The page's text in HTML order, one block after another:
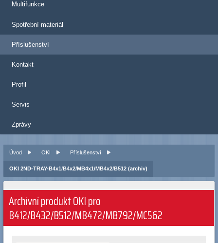
Multifunkce
Spotřební materiál
Příslušenství
Kontakt
Profil
Servis
Zprávy
Úvod OKI Příslušenství
OKI 2ND-TRAY-B4x1/B4x2/MB4x1/MB4x2/B512 (archiv)
Archivní produkt OKI pro
B412/B432/B512/MB472/MB792/MC562